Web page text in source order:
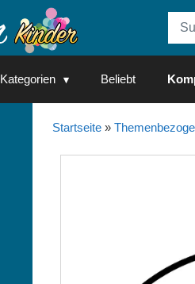
Kategorien Beliebt
Startseite»